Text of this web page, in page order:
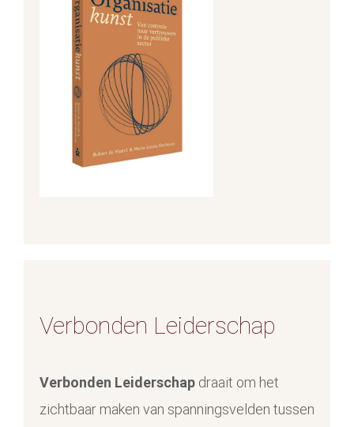
Verbonden Leiderschap
Verbonden Leiderschap draait om het
zichtbaar maken van spanningsvelden tussen